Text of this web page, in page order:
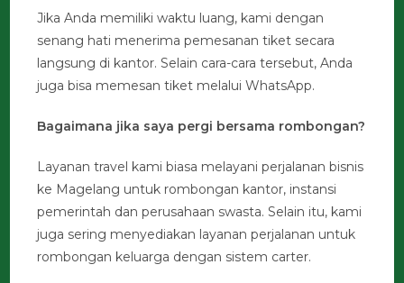
Jika Anda memiliki waktu luang, kami dengan
senang hati menerima pemesanan tiket secara
langsung di kantor. Selain cara-cara tersebut, Anda
juga bisa memesan tiket melalui WhatsApp.
Bagaimana jika saya pergi bersama rombongan?
Layanan travel kami biasa melayani perjalanan bisnis
ke Magelang untuk rombongan kantor, instansi
pemerintah dan perusahaan swasta. Selain itu, kami
juga sering menyediakan layanan perjalanan untuk
rombongan keluarga dengan sistem carter.